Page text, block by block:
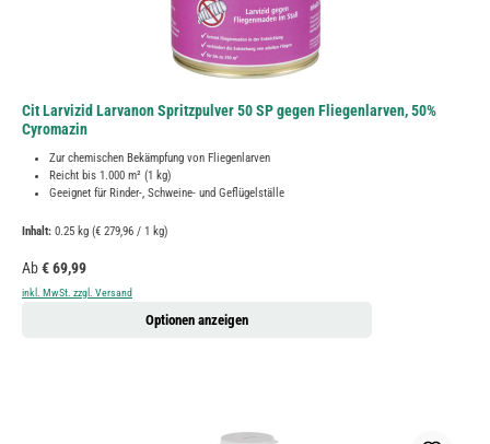
Cit Larvizid Larvanon Spritzpulver 50 SP gegen Fliegenlarven, 50%
Cyromazin
Zur chemischen Bekämpfung von Fliegenlarven
Reicht bis 1.000 m² (1 kg)
Geeignet für Rinder-, Schweine- und Geflügelställe
Inhalt: 0.25 kg (€ 279,96 / 1 kg)
Regulärer Preis:
Ab€ 69,99
inkl. MwSt. zzgl. Versand
Optionen anzeigen